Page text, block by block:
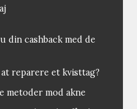
din cashback med de
reparere et kvisttag?
metoder mod akne